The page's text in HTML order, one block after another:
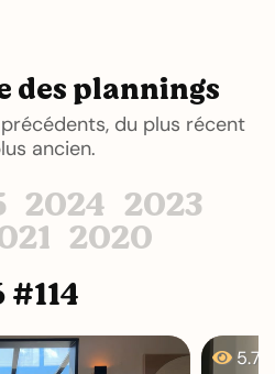
des plannings
du plus récent
ancien.
2024 2023
2020
5.7k